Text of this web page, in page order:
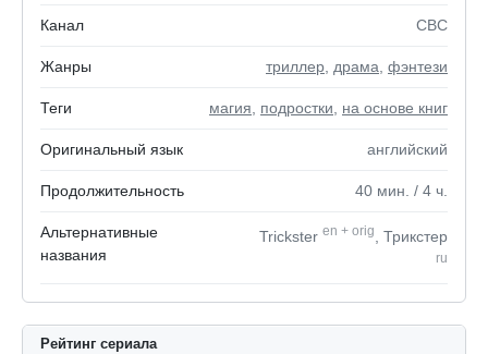
Канал CBC
Жанры триллер драма фэнтези
Теги магия подростки на основе книг
Оригинальный язык английский
Продолжительность 40 мин. / 4 ч.
Альтернативные
названия
Trickster en + orig , Трикстер
ru
Рейтинг сериала